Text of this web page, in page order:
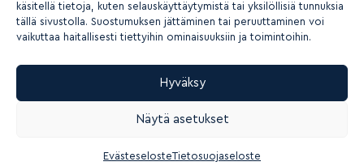
käsitellä tietoja, kuten selauskäyttäytymistä tai yksilöllisiä tunnuksia
tällä sivustolla. Suostumuksen jättäminen tai peruuttaminen voi
vaikuttaa haitallisesti tiettyihin ominaisuuksiin ja toimintoihin.
Hyväksy
Näytä asetukset
EvästeselosteTietosuojaseloste
2026 © Suomen nuorisokeskusyhdistys ry
Tietosuoja- ja yksityisyys Rekisteriseloste
Saavutettavuusseloste Evästeasetukset